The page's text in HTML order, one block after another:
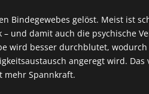
Bindegewebes gelöst. Meist ist
und damit auch die psychische
wird besser durchblutet,
angeregt wird.
mehr Spannkraft.